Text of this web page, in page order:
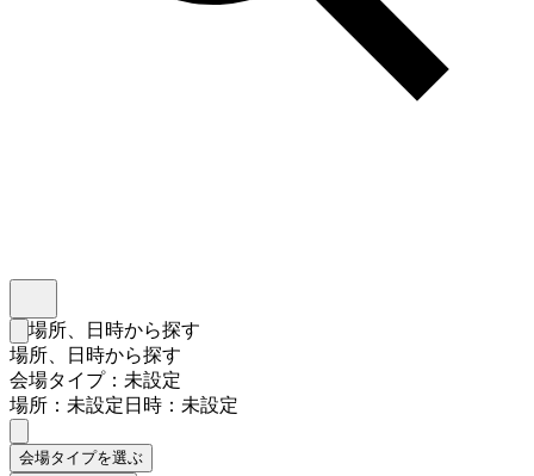
検索フォームを閉じる
場所、日時から探す
場所、日時から探す
会場タイプ：未設定
場所：未設定日時：未設定
会場タイプを選ぶ